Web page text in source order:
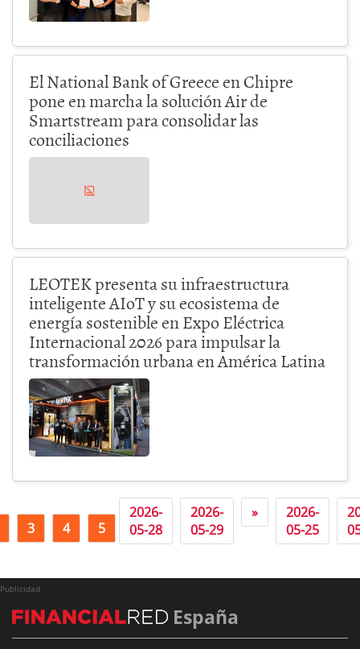
El National Bank of Greece en Chipre
pone en marcha la solución Air de
Smartstream para consolidar las
conciliaciones
LEOTEK presenta su infraestructura
inteligente AIoT y su ecosistema de
energía sostenible en Expo Eléctrica
Internacional 2026 para impulsar la
transformación urbana en América Latina
3 4 5 6
2026-
05-28
2026-
05-29
»
2026-
05-25
Publicidad
España